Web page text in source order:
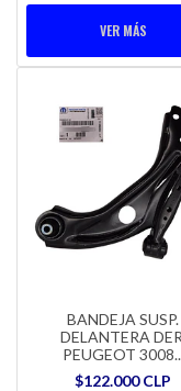
VER MÁS
BANDEJA SUSP.
DELANTERA
PEUGEOT
$122.000 CLP